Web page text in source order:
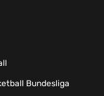
Bundesliga